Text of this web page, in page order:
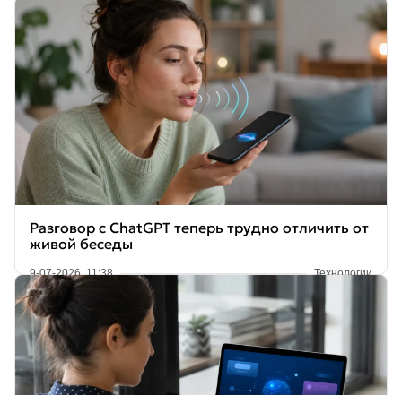
Разговор с ChatGPT теперь трудно отличить от
живой беседы
9-07-2026, 11:38 Технологии